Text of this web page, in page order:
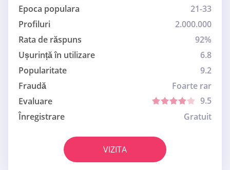
Epoca populara
21-33
Profiluri
2.000.000
Rata de răspuns
92%
Ușurință în utilizare
6.8
Popularitate
9.2
Fraudă
Foarte rar
Evaluare
9.5
Înregistrare
Gratuit
VIZITA